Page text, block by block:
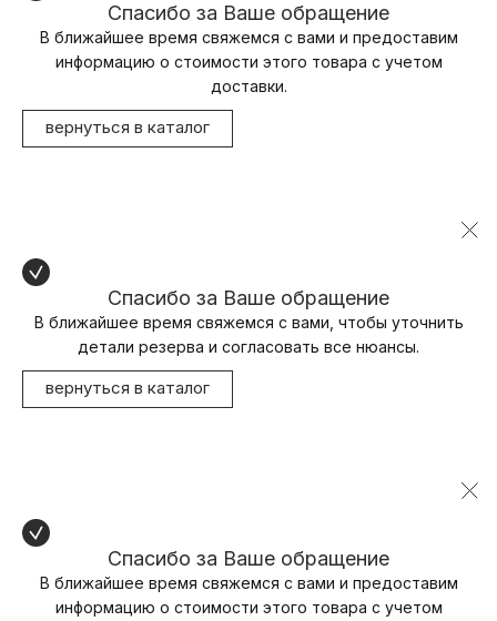
Спасибо за Ваше обращение
В ближайшее время свяжемся с вами и предоставим
информацию о стоимости этого товара с учетом
доставки.
вернуться в каталог
Спасибо за Ваше обращение
В ближайшее время свяжемся с вами, чтобы уточнить
детали резерва и согласовать все нюансы.
вернуться в каталог
Спасибо за Ваше обращение
В ближайшее время свяжемся с вами и предоставим
информацию о стоимости этого товара с учетом